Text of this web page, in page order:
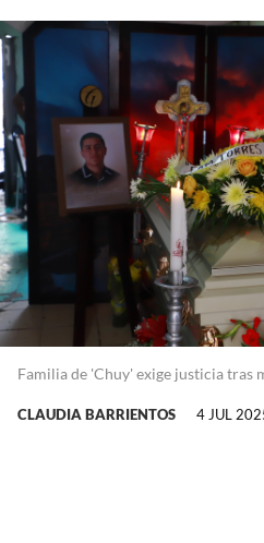
Familia de 'Chuy' exige justicia tras
CLAUDIA BARRIENTOS 4 JUL